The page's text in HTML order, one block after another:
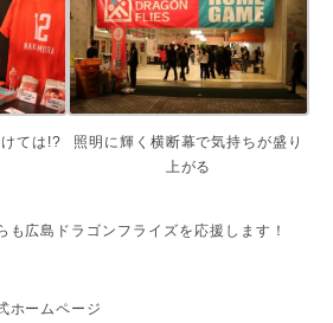
ては!?
照明に輝く横断幕で気持ちが盛り
上がる
も広島ドラゴンフライズを応援します！
ホームページ